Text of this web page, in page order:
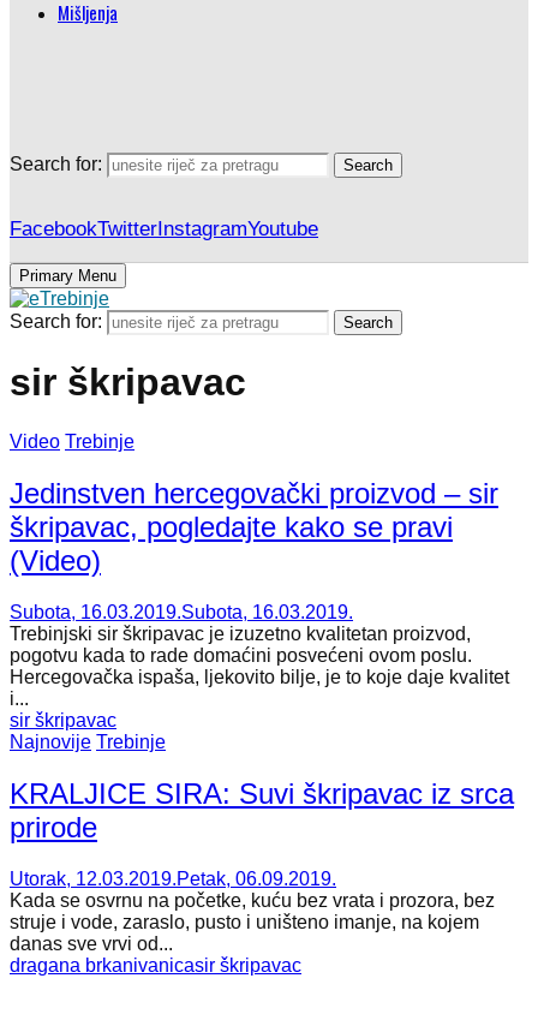
Mišljenja
Search for: Search
FacebookTwitterInstagramYoutube
Primary Menu
Search for: Search
sir škripavac
Video Trebinje
Jedinstven hercegovački proizvod – sir
škripavac, pogledajte kako se pravi
(Video)
Subota, 16.03.2019.Subota, 16.03.2019.
Trebinjski sir škripavac je izuzetno kvalitetan proizvod,
pogotvu kada to rade domaćini posvećeni ovom poslu.
Hercegovačka ispaša, ljekovito bilje, je to koje daje kvalitet
i...
sir škripavac
Najnovije Trebinje
KRALJICE SIRA: Suvi škripavac iz srca
prirode
Utorak, 12.03.2019.Petak, 06.09.2019.
Kada se osvrnu na početke, kuću bez vrata i prozora, bez
struje i vode, zaraslo, pusto i uništeno imanje, na kojem
danas sve vrvi od...
dragana brkanivanicasir škripavac